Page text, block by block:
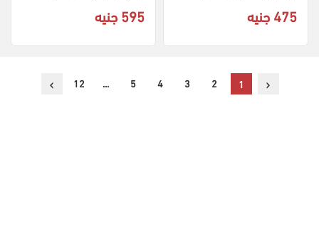
475 جنيه 595 جنيه
‹
1
2
3
4
5
...
12
›